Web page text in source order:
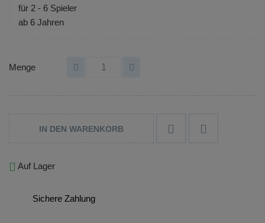
für 2 - 6 Spieler
ab 6 Jahren
Menge
IN DEN WARENKORB  
 Auf Lager
Sichere Zahlung